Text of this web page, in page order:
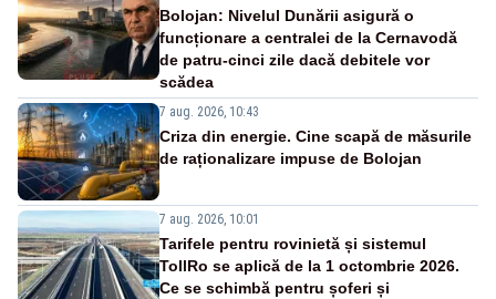
Bolojan: Nivelul Dunării asigură o
funcționare a centralei de la Cernavodă
de patru-cinci zile dacă debitele vor
scădea
7 aug. 2026, 10:43
Criza din energie. Cine scapă de măsurile
de raționalizare impuse de Bolojan
7 aug. 2026, 10:01
Tarifele pentru rovinietă și sistemul
TollRo se aplică de la 1 octombrie 2026.
Ce se schimbă pentru șoferi și